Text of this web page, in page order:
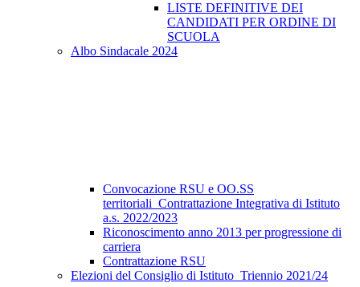
LISTE DEFINITIVE DEI
CANDIDATI PER ORDINE DI
SCUOLA
Albo Sindacale 2024
Convocazione RSU e OO.SS
territoriali_Contrattazione Integrativa di Istituto
a.s. 2022/2023
Riconoscimento anno 2013 per progressione di
carriera
Contrattazione RSU
Elezioni del Consiglio di Istituto_Triennio 2021/24